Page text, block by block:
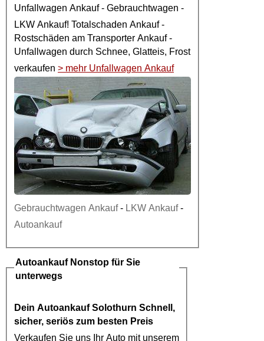
Unfallwagen Ankauf- Gebrauchtwagen -
LKW Ankauf! Totalschaden Ankauf -
Rostschäden am Transporter Ankauf -
Unfallwagen durch Schnee, Glatteis, Frost
verkaufen > mehr Unfallwagen Ankauf
Gebrauchtwagen Ankauf- LKW Ankauf-
Autoankauf
AutoankaufNonstop für Sie
unterwegs
Dein Autoankauf Solothurn Schnell,
sicher, seriös zum besten Preis
Verkaufen Sie uns Ihr Auto mit unserem